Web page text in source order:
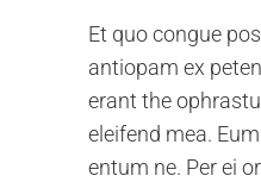
Et quo congue
antiopam ex
erant the
eleifend mea.
entum ne. Per ei